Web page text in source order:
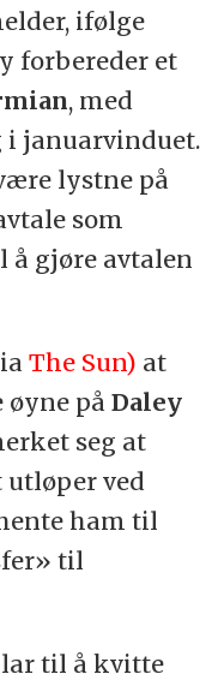
ifølge
forbereder et
, med
i januarvinduet.
lystne på
som
gjøre avtalen
The Sun) at
øyne på Daley
seg at
ved
ham til
til
til å kvitte